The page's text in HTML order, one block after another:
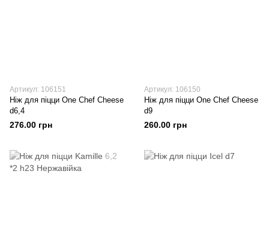
Артикул: 106151
Ніж для піцци One Chef Cheese
d6,4
276.00 грн
Артикул: 106150
Ніж для піцци One Chef Cheese
d9
260.00 грн